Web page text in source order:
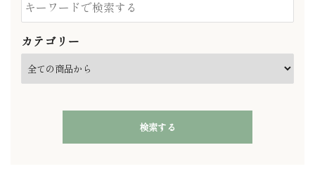
カテゴリー
検索する